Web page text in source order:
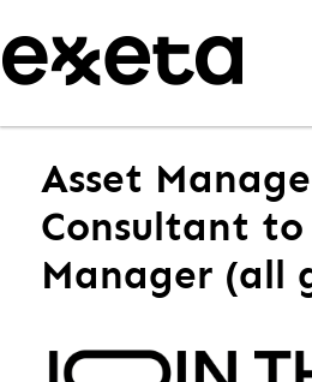
Asset
Consultant to
Manager (all